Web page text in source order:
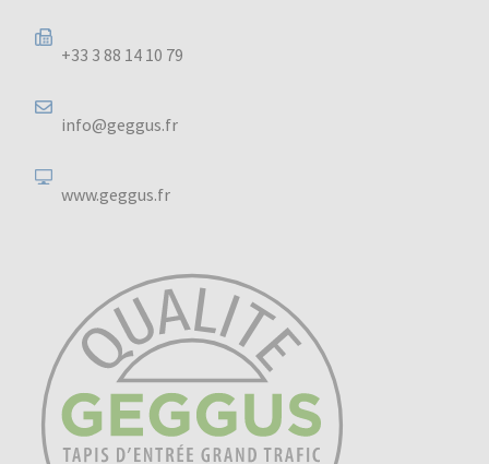
+33 3 88 14 10 79
info@geggus.fr
www.geggus.fr